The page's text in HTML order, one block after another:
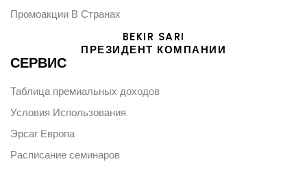
BEKIR SARI
ПРЕЗИДЕНТ КОМПАНИИ
Промоакции В Странах
СЕРВИС
Таблица премиальных доходов
Условия Использования
Эрсаг Европа
Расписание семинаров